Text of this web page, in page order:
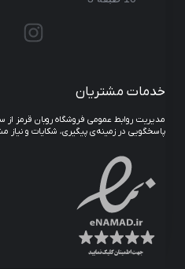
خدمات مشتریان
پاسخگویی در زمینه‌ی پیگیری، شکایات و نیاز